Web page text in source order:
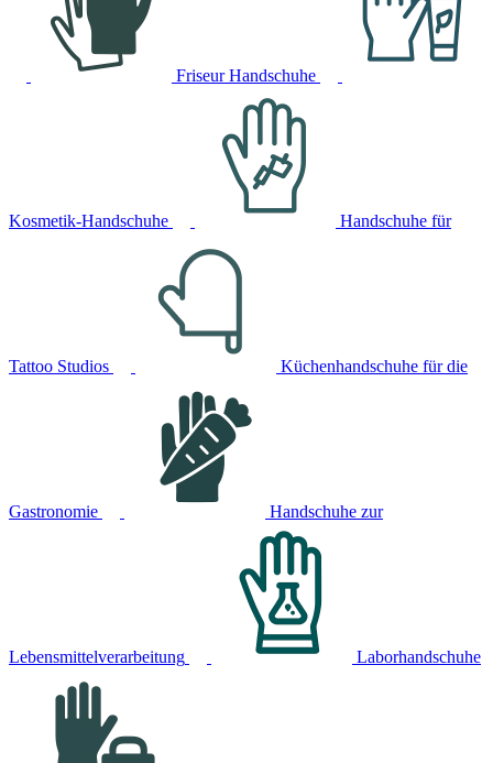
Friseur Handschuhe
Kosmetik-Handschuhe Handschuhe für
Tattoo Studios Küchenhandschuhe für die
Gastronomie Handschuhe zur
Lebensmittelverarbeitung Laborhandschuhe